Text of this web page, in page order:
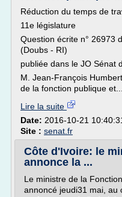
Réduction du temps de
11e législature
Question écrite n° 26973
(Doubs - RI)
publiée dans le JO Sénat
M. Jean-François
de la fonction publique et...
Lire la suite
Date: 2016-10-21
Site : senat.fr
Côte d'Ivoire: le
annonce la ...
Le ministre de la
annoncé jeudi31 mai, au